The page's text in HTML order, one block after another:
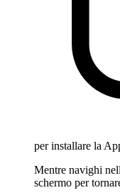
per installare la
Mentre navighi
schermo per